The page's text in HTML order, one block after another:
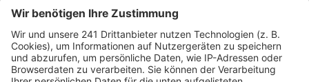
Seitenaufbau
Barrierefreiheit
Cookie Einstellungen